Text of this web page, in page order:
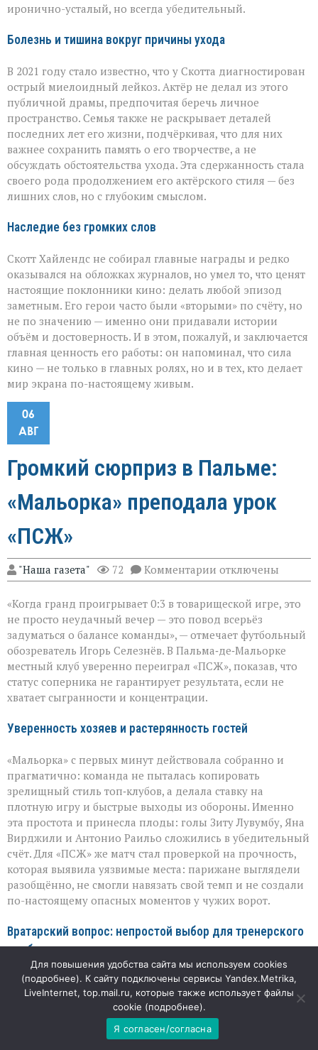
иронично-усталый, но всегда убедительный.
Болезнь и тишина вокруг причины ухода
В 2021 году стало известно, что у Скотта диагностирован
острый миелоидный лейкоз. Актёр не делал из этого
публичной драмы, предпочитая беречь личное
пространство. Семья также не раскрывает деталей
последних лет его жизни, подчёркивая, что для них
важнее сохранить память о его творчестве, а не
обсуждать обстоятельства ухода. Эта сдержанность стала
своего рода продолжением его актёрского стиля — без
лишних слов, но с глубоким смыслом.
Наследие без громких слов
Скотт Хайлендс не собирал главные награды и редко
оказывался на обложках журналов, но умел то, что ценят
настоящие поклонники кино: делать любой эпизод
заметным. Его герои часто были «вторыми» по счёту, но
не по значению — именно они придавали истории
объём и достоверность. И в этом, пожалуй, и заключается
главная ценность его работы: он напоминал, что сила
кино — не только в главных ролях, но и в тех, кто делает
мир экрана по-настоящему живым.
06
АВГ
Громкий сюрприз в Пальме:
«Мальорка» преподала урок
«ПСЖ»
"Наша газета" 72 Комментарии к
записи
сюрприз
в
Пальме:
«Мальорка»
преподала
урок
«ПСЖ»
отключены
«Когда гранд проигрывает 0:3 в товарищеской игре, это
не просто неудачный вечер — это повод всерьёз
задуматься о балансе команды», — отмечает футбольный
обозреватель Игорь Селезнёв. В Пальма‑де‑Мальорке
местный клуб уверенно переиграл «ПСЖ», показав, что
статус соперника не гарантирует результата, если не
хватает сыгранности и концентрации.
Уверенность хозяев и растерянность гостей
«Мальорка» с первых минут действовала собранно и
прагматично: команда не пыталась копировать
зрелищный стиль топ‑клубов, а делала ставку на
плотную игру и быстрые выходы из обороны. Именно
эта простота и принесла плоды: голы Зиту Лувумбу, Яна
Вирджили и Антонио Раильо сложились в убедительный
счёт. Для «ПСЖ» же матч стал проверкой на прочность,
которая выявила уязвимые места: парижане выглядели
разобщённо, не смогли навязать свой темп и не создали
по-настоящему опасных моментов у чужих ворот.
Вратарский вопрос: непростой выбор для тренерского
штаба
Особое внимание в этой встрече привлёк эпизод с
заменой вратаря: российский голкипер Матвей Сафонов,
вышедший в стартовом составе, покинул поле в
перерыве после двух пропущенных мячей. Решение
тренеров «ПСЖ» выглядело закономерным: в
Для повышения удобства сайта мы используем cookies
(подробнее). К сайту подключены сервисы Yandex.Metrika,
LiveInternet, top.mail.ru, которые также использует файлы
cookie (подробнее).
Я согласен/согласна